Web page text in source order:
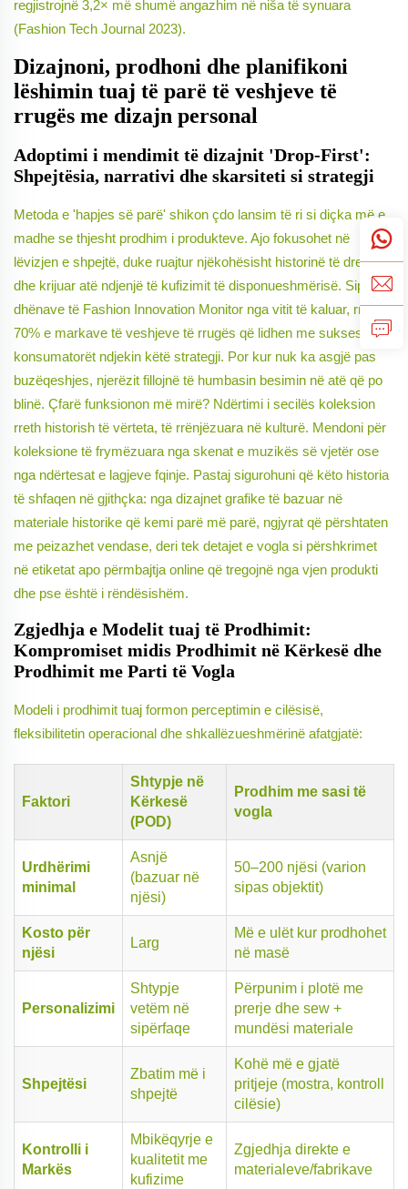
regjistrojnë 3,2× më shumë angazhim në niša të synuara
(Fashion Tech Journal 2023).
Dizajnoni, prodhoni dhe planifikoni
lëshimin tuaj të parë të veshjeve të
rrugës me dizajn personal
Adoptimi i mendimit të dizajnit 'Drop-First':
Shpejtësia, narrativi dhe skarsiteti si strategji
Metoda e 'hapjes së parë' shikon çdo lansim të ri si diçka më e
madhe se thjesht prodhim i produkteve. Ajo fokusohet në
lëvizjen e shpejtë, duke ruajtur njëkohësisht historinë të drejtë
dhe krijuar atë ndjenjë të kufizimit të disponueshmërisë. Sipas të
dhënave të Fashion Innovation Monitor nga vitit të kaluar, rreth
70% e markave të veshjeve të rrugës që lidhen me sukses me
konsumatorët ndjekin këtë strategji. Por kur nuk ka asgjë pas
buzëqeshjes, njerëzit fillojnë të humbasin besimin në atë që po
blinë. Çfarë funksionon më mirë? Ndërtimi i secilës koleksion
rreth historish të vërteta, të rrënjëzuara në kulturë. Mendoni për
koleksione të frymëzuara nga skenat e muzikës së vjetër ose
nga ndërtesat e lagjeve fqinje. Pastaj sigurohuni që këto historia
të shfaqen në gjithçka: nga dizajnet grafike të bazuar në
materiale historike që kemi parë më parë, ngjyrat që përshtaten
me peizazhet vendase, deri tek detajet e vogla si përshkrimet
në etiketat apo përmbajtja online që tregojnë nga vjen produkti
dhe pse është i rëndësishëm.
Zgjedhja e Modelit tuaj të Prodhimit:
Kompromiset midis Prodhimit në Kërkesë dhe
Prodhimit me Parti të Vogla
Modeli i prodhimit tuaj formon perceptimin e cilësisë,
fleksibilitetin operacional dhe shkallëzueshmërinë afatgjatë:
Faktori
Shtypje në
Kërkesë
(POD)
Prodhim me sasi të
vogla
Urdhërimi
minimal
Asnjë
(bazuar në
njësi)
50–200 njësi (varion
sipas objektit)
Kosto për
njësi
Larg
Më e ulët kur prodhohet
në masë
Personalizimi
Shtypje
vetëm në
sipërfaqe
Përpunim i plotë me
prerje dhe sew +
mundësi materiale
Shpejtësi
Zbatim më i
shpejtë
Kohë më e gjatë
pritjeje (mostra, kontroll
cilësie)
Kontrolli i
Markës
Mbikëqyrje e
kualitetit me
kufizime
Zgjedhja direkte e
materialeve/fabrikave